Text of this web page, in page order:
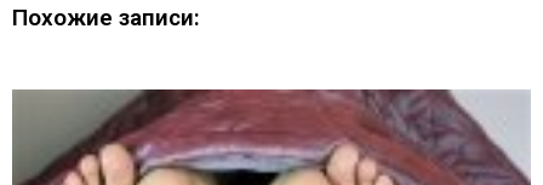
Похожие записи: